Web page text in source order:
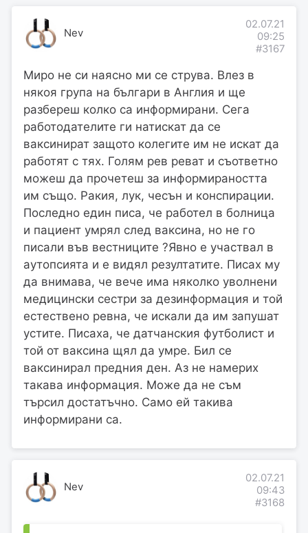
Nev
02.07.21
09:25
#3167
Миро не си наясно ми се струва. Влез в
някоя група на българи в Англия и ще
разбереш колко са информирани. Сега
работодателите ги натискат да се
ваксинират защото колегите им не искат да
работят с тях. Голям рев реват и съответно
можеш да прочетеш за информираността
им също. Ракия, лук, чесън и конспирации.
Последно един писа, че работел в болница
и пациент умрял след ваксина, но не го
писали във вестниците ?Явно е участвал в
аутопсията и е видял резултатите. Писах му
да внимава, че вече има няколко уволнени
медицински сестри за дезинформация и той
естествено ревна, че искали да им запушат
устите. Писаха, че датчанския футболист и
той от ваксина щял да умре. Бил се
ваксинирал предния ден. Аз не намерих
такава информация. Може да не съм
търсил достатъчно. Само ей такива
информирани са.
Nev
02.07.21
09:43
#3168